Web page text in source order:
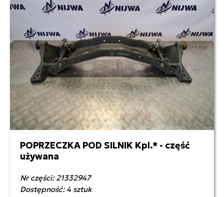
900,00 zł netto
POPRZECZKA POD SILNIK Kpl.* - część
używana
Nr części: 21332947
Dostępność: 4 sztuk